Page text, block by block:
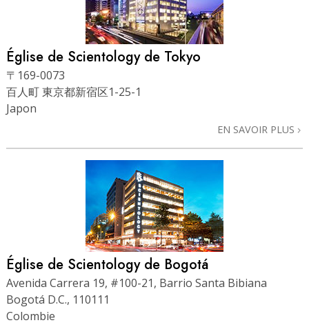
Église de Scientology de Tokyo
〒169-0073
百人町 東京都新宿区1-25-1
Japon
EN SAVOIR PLUS
Église de Scientology de Bogotá
Avenida Carrera 19, #100-21, Barrio Santa Bibiana
Bogotá D.C., 110111
Colombie